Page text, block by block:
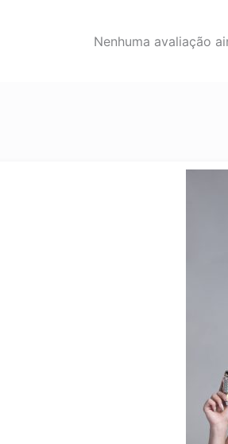
Nenhuma avaliação